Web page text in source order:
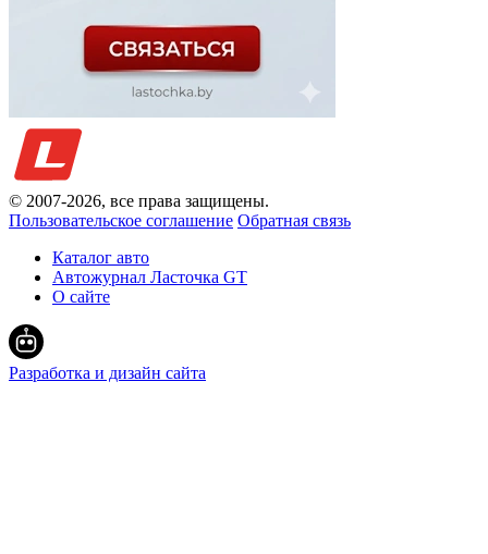
© 2007-2026, все права защищены.
Пользовательское соглашение Обратная связь
Каталог авто
Автожурнал Ласточка GT
О сайте
Разработка и дизайн сайта